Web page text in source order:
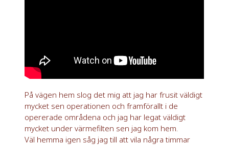
På vägen hem slog det mig att jag har frusit väldigt
mycket sen operationen och framförallt i de
opererade områdena och jag har legat väldigt
mycket under värmefilten sen jag kom hem.
Väl hemma igen såg jag till att vila några timmar